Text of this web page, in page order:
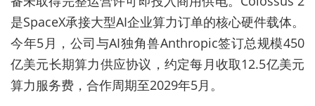
是SpaceX承接大型AI企业算力订单的核心硬件载体。
今年5月，公司与AI独角兽Anthropic签订总规模450
亿美元长期算力供应协议，约定每月收取12.5亿美元
算力服务费，合作周期至2029年5月。